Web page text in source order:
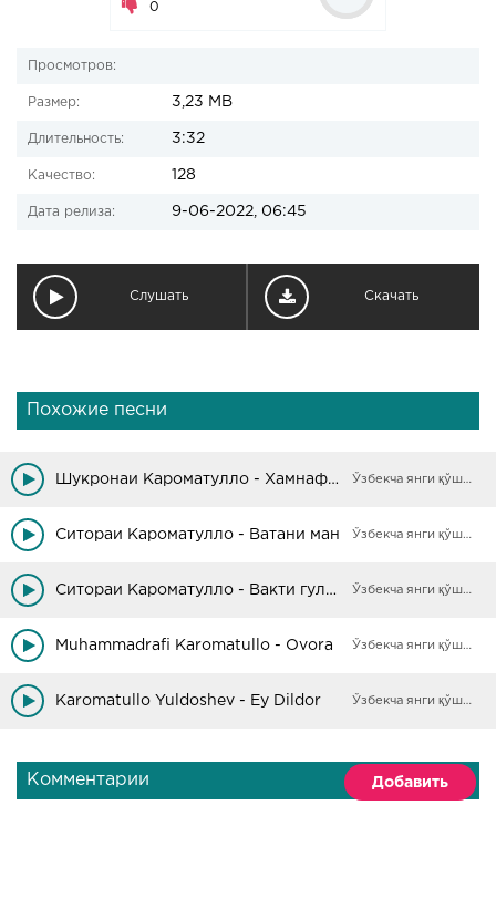
0
Просмотров:
Размер: 3,23 MB
Длительность: 3:32
Качество: 128
Дата релиза: 9-06-2022, 06:45
Слушать Скачать
Похожие песни
Шукронаи Кароматулло - Хамнафас Ўзбекча янги қўшиқлар
Ситораи Кароматулло - Ватани ман Ўзбекча янги қўшиқлар
Ситораи Кароматулло - Вакти гули бодом Ўзбекча янги қўшиқлар
Muhammadrafi Karomatullo - Ovora Ўзбекча янги қўшиқлар
Karomatullo Yuldoshev - Ey Dildor Ўзбекча янги қўшиқлар
Комментарии Добавить